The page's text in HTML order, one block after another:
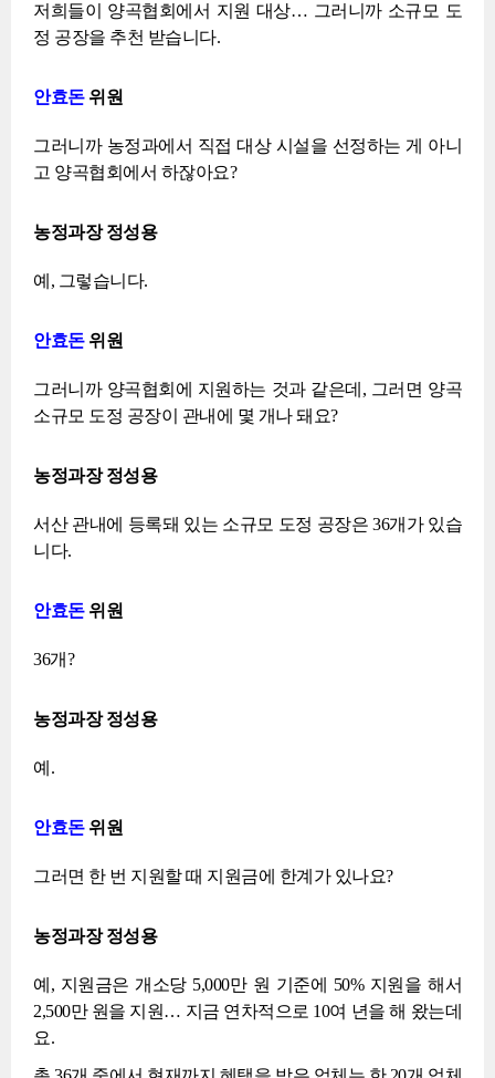
저희들이 양곡협회에서 지원 대상… 그러니까 소규모 도
정 공장을 추천 받습니다.
안효돈위원
그러니까 농정과에서 직접 대상 시설을 선정하는 게 아니
고 양곡협회에서 하잖아요?
농정과장 정성용
예, 그렇습니다.
안효돈위원
그러니까 양곡협회에 지원하는 것과 같은데, 그러면 양곡
소규모 도정 공장이 관내에 몇 개나 돼요?
농정과장 정성용
서산 관내에 등록돼 있는 소규모 도정 공장은 36개가 있습
니다.
안효돈위원
36개?
농정과장 정성용
예.
안효돈위원
그러면 한 번 지원할 때 지원금에 한계가 있나요?
농정과장 정성용
예, 지원금은 개소당 5,000만 원 기준에 50% 지원을 해서
2,500만 원을 지원… 지금 연차적으로 10여 년을 해 왔는데
요.